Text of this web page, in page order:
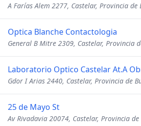
A Farías Alem 2277, Castelar, Provincia de
Optica Blanche Contactologia
General B Mitre 2309, Castelar, Provincia
Laboratorio Optico Castelar At.A
Gdor I Arias 2440, Castelar, Provincia de
25 de Mayo St
Av Rivadavia 20074, Castelar, Provincia de